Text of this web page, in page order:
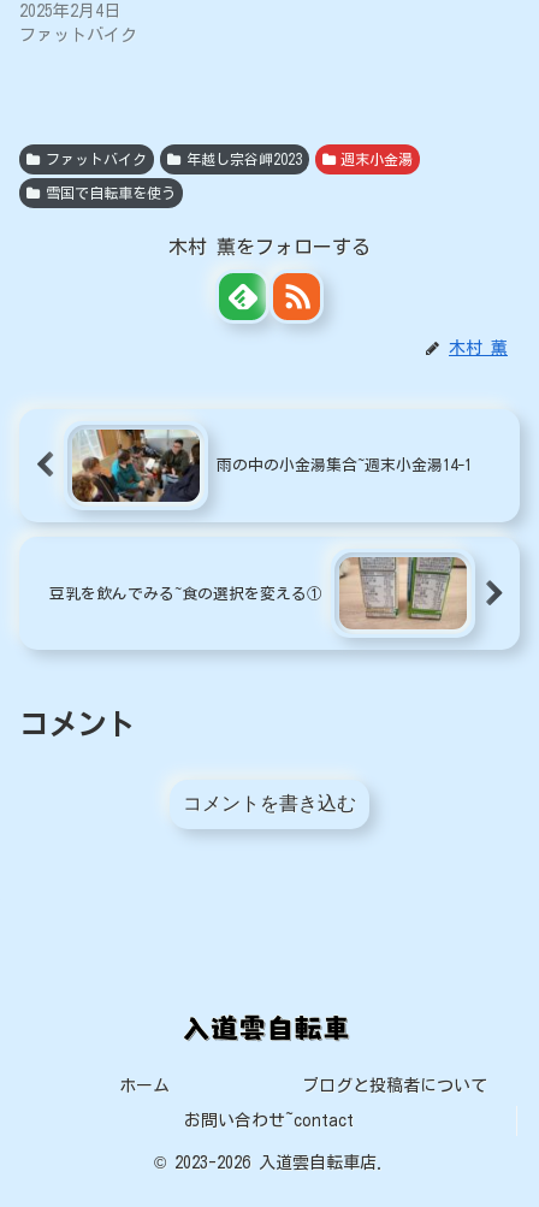
2025年2月4日
ファットバイク
ファットバイク 年越し宗谷岬2023 週末小金湯
雪国で自転車を使う
木村 薫をフォローする
木村 薫
雨の中の小金湯集合~週末小金湯14-1
豆乳を飲んでみる~食の選択を変える①
コメント
コメントを書き込む
ホーム ブログと投稿者について
お問い合わせ~contact
© 2023-2026 入道雲自転車店.